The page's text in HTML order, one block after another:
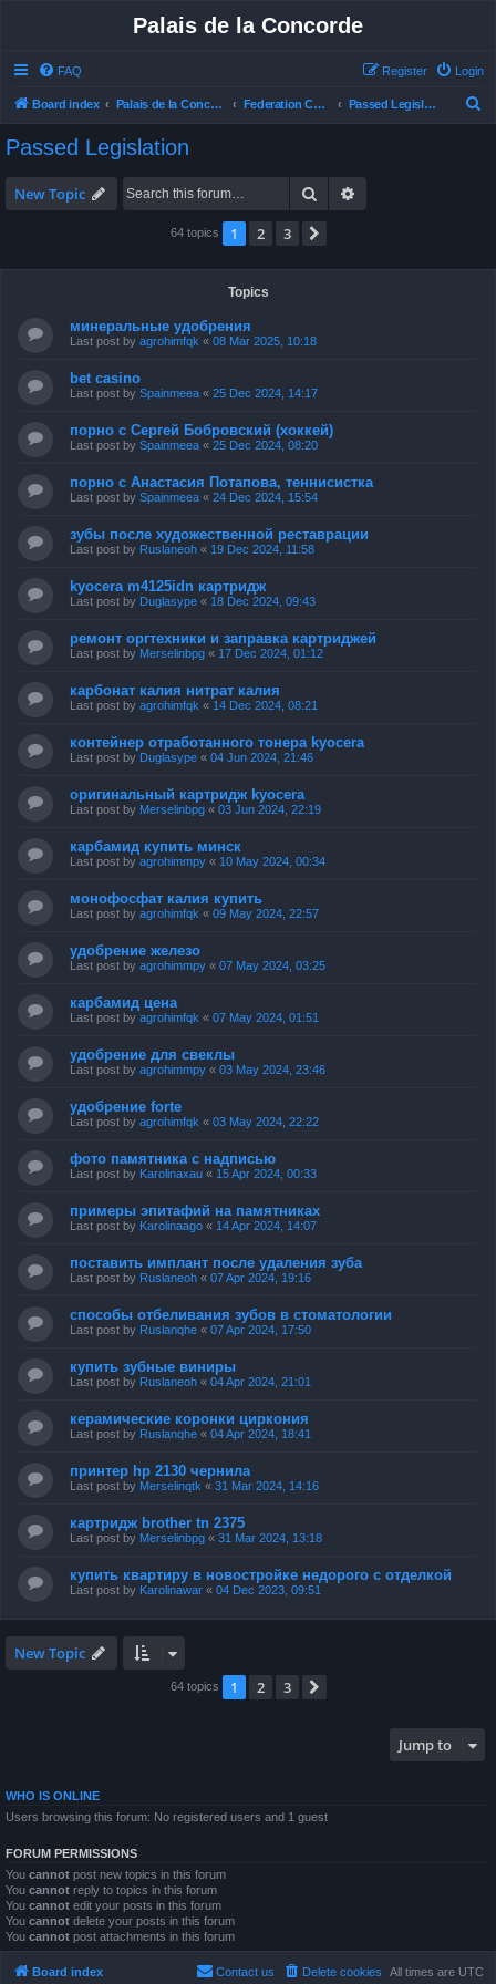
Palais de la Concorde
FAQ Login
Register
Board index Palais de la Concorde Federation Council Passed Legislation
Passed Legislation
New Topic Search
64 topics 1 2 3
Topics
минеральные удобрения
Last post by agrohimfqk « 08 Mar 2025, 10:18
bet casino
Last post by Spainmeea « 25 Dec 2024, 14:17
порно с Сергей Бобровский (хоккей)
Last post by Spainmeea « 25 Dec 2024, 08:20
порно с Анастасия Потапова, теннисистка
Last post by Spainmeea « 24 Dec 2024, 15:54
зубы после художественной реставрации
Last post by Ruslaneoh « 19 Dec 2024, 11:58
kyocera m4125idn картридж
Last post by Duglasype « 18 Dec 2024, 09:43
ремонт оргтехники и заправка картриджей
Last post by Merselinbpg « 17 Dec 2024, 01:12
карбонат калия нитрат калия
Last post by agrohimfqk « 14 Dec 2024, 08:21
контейнер отработанного тонера kyocera
Last post by Duglasype « 04 Jun 2024, 21:46
оригинальный картридж kyocera
Last post by Merselinbpg « 03 Jun 2024, 22:19
карбамид купить минск
Last post by agrohimmpy « 10 May 2024, 00:34
монофосфат калия купить
Last post by agrohimfqk « 09 May 2024, 22:57
удобрение железо
Last post by agrohimmpy « 07 May 2024, 03:25
карбамид цена
Last post by agrohimfqk « 07 May 2024, 01:51
удобрение для свеклы
Last post by agrohimmpy « 03 May 2024, 23:46
удобрение forte
Last post by agrohimfqk « 03 May 2024, 22:22
фото памятника с надписью
Last post by Karolinaxau « 15 Apr 2024, 00:33
примеры эпитафий на памятниках
Last post by Karolinaago « 14 Apr 2024, 14:07
поставить имплант после удаления зуба
Last post by Ruslaneoh « 07 Apr 2024, 19:16
способы отбеливания зубов в стоматологии
Last post by Ruslanqhe « 07 Apr 2024, 17:50
купить зубные виниры
Last post by Ruslaneoh « 04 Apr 2024, 21:01
керамические коронки циркония
Last post by Ruslanqhe « 04 Apr 2024, 18:41
принтер hp 2130 чернила
Last post by Merselinqtk « 31 Mar 2024, 14:16
картридж brother tn 2375
Last post by Merselinbpg « 31 Mar 2024, 13:18
купить квартиру в новостройке недорого с отделкой
Last post by Karolinawar « 04 Dec 2023, 09:51
New Topic
64 topics 1 2 3
Jump to
WHO IS ONLINE
Users browsing this forum: No registered users and 1 guest
FORUM PERMISSIONS
You cannot post new topics in this forum
You cannot reply to topics in this forum
You cannot edit your posts in this forum
You cannot delete your posts in this forum
You cannot post attachments in this forum
Board index All times are UTC
Delete cookies
Contact us